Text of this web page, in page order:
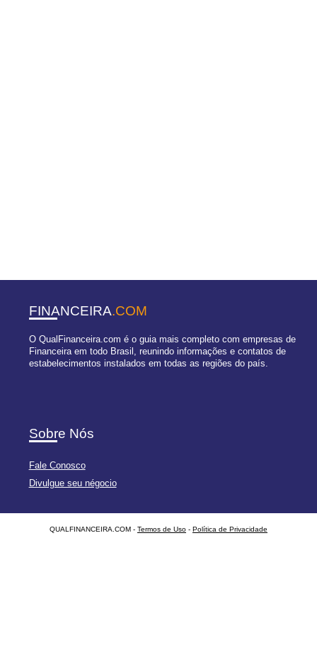
FINANCEIRA.COM
O QualFinanceira.com é o guia mais completo com empresas de
Financeira em todo Brasil, reunindo informações e contatos de
estabelecimentos instalados em todas as regiões do país.
Sobre Nós
Fale Conosco
Divulgue seu négocio
QUALFINANCEIRA.COM - Termos de Uso - Política de Privacidade